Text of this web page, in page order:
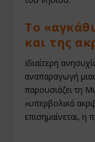
Το
και της
Ιδιαίτερη
αναπαραγωγή
παρουσιάζει τη
«υπερβολικά
επισημαίνεται, η